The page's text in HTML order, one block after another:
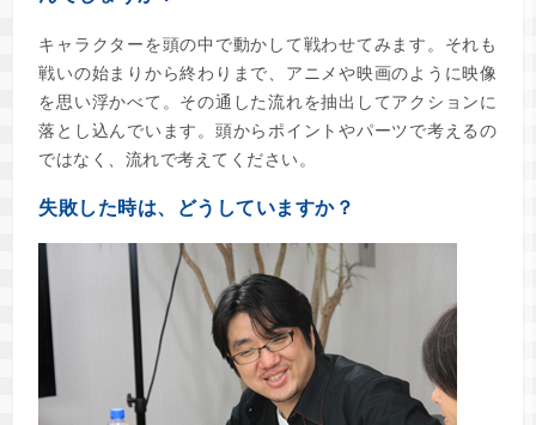
キャラクターを頭の中で動かして戦わせてみます。それも
戦いの始まりから終わりまで、アニメや映画のように映像
を思い浮かべて。その通した流れを抽出してアクションに
落とし込んでいます。頭からポイントやパーツで考えるの
ではなく、流れで考えてください。
失敗した時は、どうしていますか？